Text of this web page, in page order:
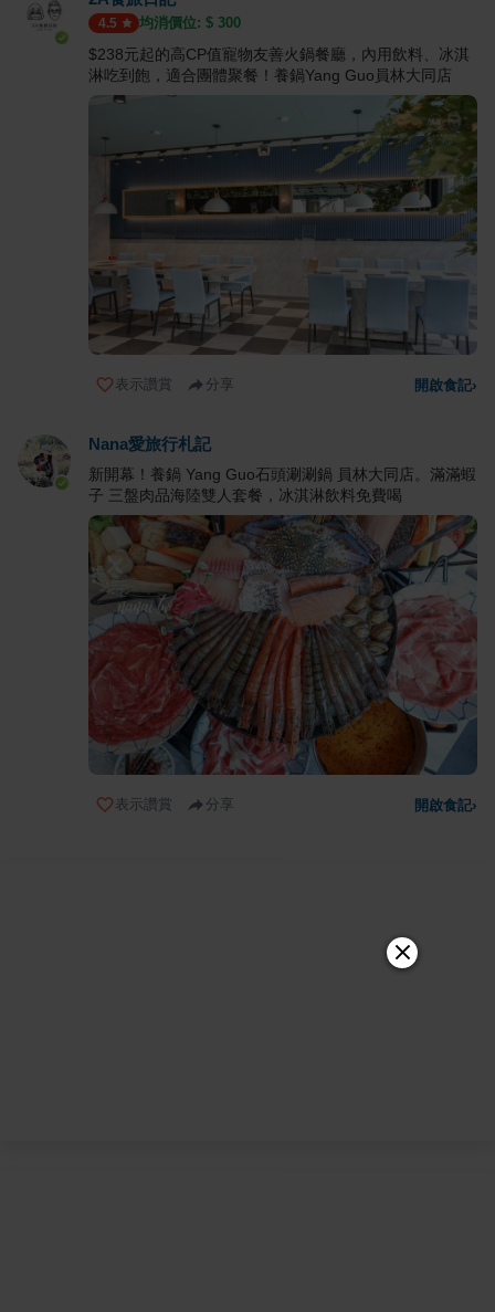
4.5 均消價位: $ 300
$238元起的高CP值寵物友善火鍋餐廳，內用飲料、冰淇
淋吃到飽，適合團體聚餐！養鍋Yang Guo員林大同店
表示讚賞 分享 開啟食記›
Nana愛旅行札記
新開幕！養鍋 Yang Guo石頭涮涮鍋 員林大同店。滿滿蝦
子 三盤肉品海陸雙人套餐，冰淇淋飲料免費喝
表示讚賞 分享 開啟食記›